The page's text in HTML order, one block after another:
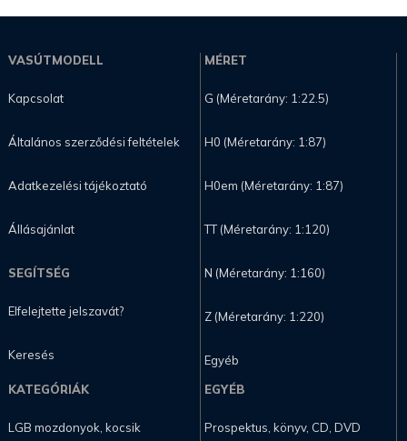
VASÚTMODELL
Kapcsolat
Általános szerződési feltételek
Adatkezelési tájékoztató
Állásajánlat
SEGÍTSÉG
Elfelejtette jelszavát?
Keresés
MÉRET
G (Méretarány: 1:22.5)
H0 (Méretarány: 1:87)
H0em (Méretarány: 1:87)
TT (Méretarány: 1:120)
N (Méretarány: 1:160)
Z (Méretarány: 1:220)
Egyéb
KATEGÓRIÁK
LGB mozdonyok, kocsik
EGYÉB
Prospektus, könyv, CD, DVD